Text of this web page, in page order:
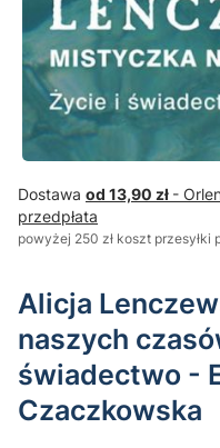
Dostawa od 13,90 zł -
przedpłata
powyżej 250 zł koszt przesyłki
Alicja
naszych
świadectwo -
Czaczkowska